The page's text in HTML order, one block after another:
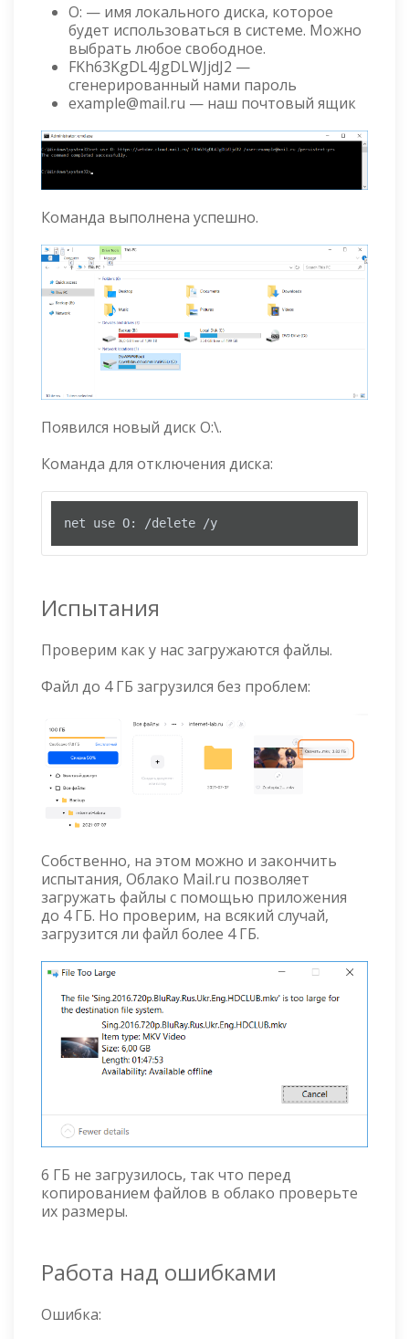
O: — имя локального диска, которое
будет использоваться в системе. Можно
выбрать любое свободное.
FKh63KgDL4JgDLWJjdJ2 —
сгенерированный нами пароль
example@mail.ru — наш почтовый ящик
Команда выполнена успешно.
Появился новый диск O:\.
Команда для отключения диска:
net use O: /delete /y
Испытания
Проверим как у нас загружаются файлы.
Файл до 4 ГБ загрузился без проблем:
Собственно, на этом можно и закончить
испытания, Облако Mail.ru позволяет
загружать файлы с помощью приложения
до 4 ГБ. Но проверим, на всякий случай,
загрузится ли файл более 4 ГБ.
6 ГБ не загрузилось, так что перед
копированием файлов в облако проверьте
их размеры.
Работа над ошибками
Ошибка: